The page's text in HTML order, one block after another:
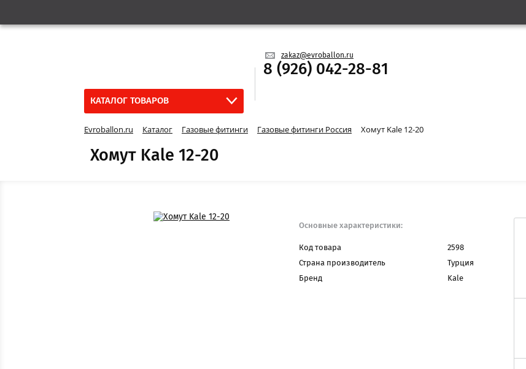
zakaz@evroballon.ru
8 (926) 042-28-81
КАТАЛОГ ТОВАРОВ
Evroballon.ru Каталог Газовые фитинги Газовые фитинги Россия Хомут Kale 12-20
Хомут Kale 12-20
Основные характеристики:
Код товара
2598
Страна производитель
Турция
Бренд
Kale